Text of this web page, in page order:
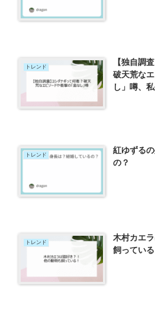
トレンド
【独自調
破天荒な
し」噂、
トレンド
紅ゆずる
の？
トレンド
木村カエ
飼っている